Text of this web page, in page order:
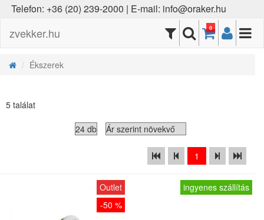
Telefon: +36 (20) 239-2000 | E-mail: info@oraker.hu
zvekker.hu 0
Ékszerek
5 találat
1
Outlet
-50 %
ingyenes szállítás